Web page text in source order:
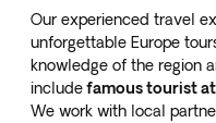
Our experienced travel
unforgettable Europe
knowledge of the region
includefamous tourist
We work with local